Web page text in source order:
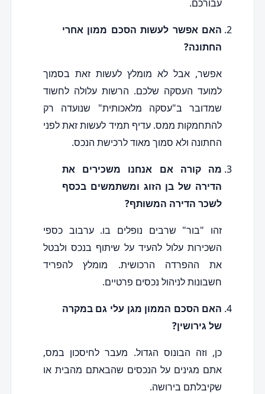
עבורכם.
האם אפשר לעשות הסכם ממון אחרי
החתונה?
אפשר, אבל לא מומלץ לעשות זאת בסמוך
למועד העסקה שלכם. הרשות עלולה לחשוד
שמדובר ב"עסקה מלאכותית" שנועדה רק
להתחמקות ממס. עדיף תמיד לעשות זאת לפני
החתונה ולא סמוך מאוד לרכישת הנכס.
מה קורה אם אנחנו משכירים את
הדירה של בן הזוג ומשתמשים בכסף
לשכר הדירה המשותף?
זהו "בור" שרבים נופלים בו. ערבוב כספי
השכירות עלול להעיד על שיתוף בנכס ולבטל
את ההפרדה הרכושית. מומלץ להפריד
חשבונות לניהול נכסים פרטיים.
האם הסכם הממון מגן עלי גם במקרה
של גירושין?
כן, וזה הבונוס הגדול. מעבר לחיסכון במס,
אתם מגינים על הנכסים שהבאתם מהבית או
שקיבלתם בירושה.